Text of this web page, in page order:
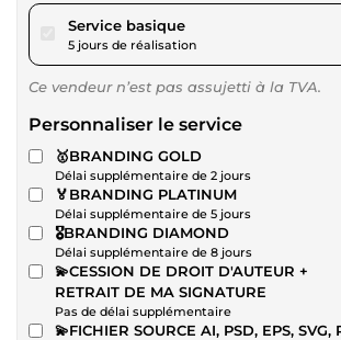
Service basiquepour 92,44 $US
5 jours de réalisation
Ce vendeur n’est pas assujetti à la TVA.
Personnaliser le service
🥇BRANDING GOLD
Délai supplémentaire de 2 jours
🏅BRANDING PLATINUM
Délai supplémentaire de 5 jours
🎖️BRANDING DIAMOND
Délai supplémentaire de 8 jours
💫CESSION DE DROIT D'AUTEUR +
RETRAIT DE MA SIGNATURE
Pas de délai supplémentaire
💫FICHIER SOURCE AI, PSD, EPS, SVG,